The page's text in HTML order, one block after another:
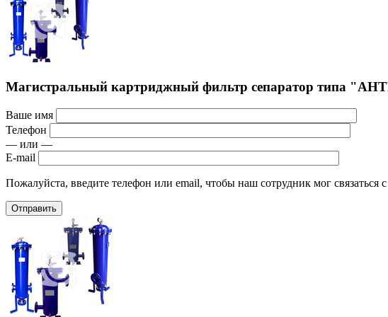
Магистральный картриджный фильтр сепаратор типа
Ваше имя
Телефон
— или —
E-mail
Пожалуйста, введите телефон или email, чтобы наш сотрудник мог связаться
Отправить